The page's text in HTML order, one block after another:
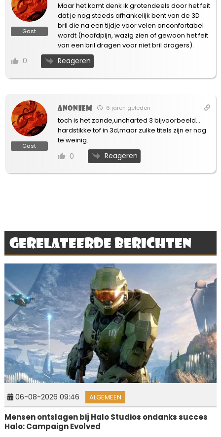
Gast
Maar het komt denk ik grotendeels door het feit
dat je nog steeds afhankelijk bent van de 3D
bril die na een tijdje voor velen onconfortabel
wordt (hoofdpijn, wazig zien of gewoon het feit
van een bril dragen voor niet bril dragers).
0 Reageren
Gast
Anoniem 6 jaren geleden
toch is het zonde,uncharted 3 bijvoorbeeld…
hardstikke tof in 3d,maar zulke titels zijn er nog
te weinig.
0 Reageren
Gerelateerde berichten
06-08-2026 09:46 ALGEMEEN
Mensen ontslagen bij Halo Studios ondanks succes
Halo: Campaign Evolved